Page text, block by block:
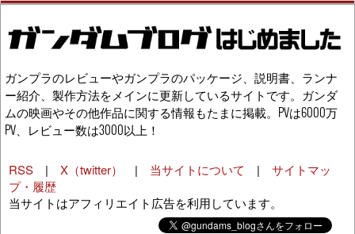
ガンプラのレビューやガンプラのパッケージ、説明書、ランナ
ー紹介、製作方法をメインに更新しているサイトです。ガンダ
ムの映画やその他作品に関する情報もたまに掲載。PVは6000万
PV、レビュー数は3000以上！
RSS | X（twitter） | 当サイトについて | サイトマッ
プ・履歴
当サイトはアフィリエイト広告を利用しています。